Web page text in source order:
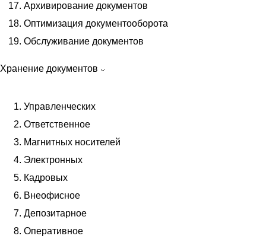
Архивирование документов
Оптимизация документооборота
Обслуживание документов
Хранение документов
Управленческих
Ответственное
Магнитных носителей
Электронных
Кадровых
Внеофисное
Депозитарное
Оперативное
05 Бухгалтеру и финансисту
06 Генеральному директору
Контакты
Архивная обработка
Переплет документов
Упорядочение документов
Экспертиза ценности документов
Аутсорсинг архивов
Систематизация архива